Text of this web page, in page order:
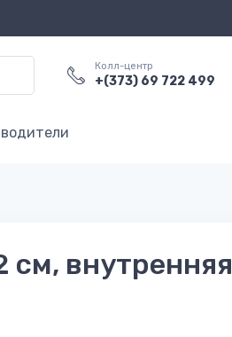
Колл-центр
+(373) 69 722 499
см, внутренняя